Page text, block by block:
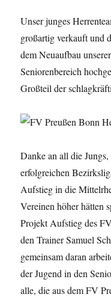
Unser junges
großartig verkauft und
dem Neuaufbau
Seniorenbereich
Großteil der
Danke an all die
erfolgreichen
Aufstieg in die
Vereinen höher hätten
Projekt Aufstieg des
den Trainer Samuel
gemeinsam daran
der Jugend in den
alle, die aus dem FV